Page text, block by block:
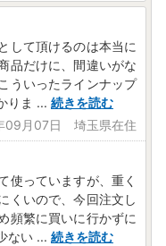
して頂けるのは本当に
品だけに、間違いがな
ういったラインナップ
りま ... 続きを読む
09月07日 埼玉県在住
使っていますが、重く
くいので、今回注文し
頻繁に買いに行かずに
ない ... 続きを読む